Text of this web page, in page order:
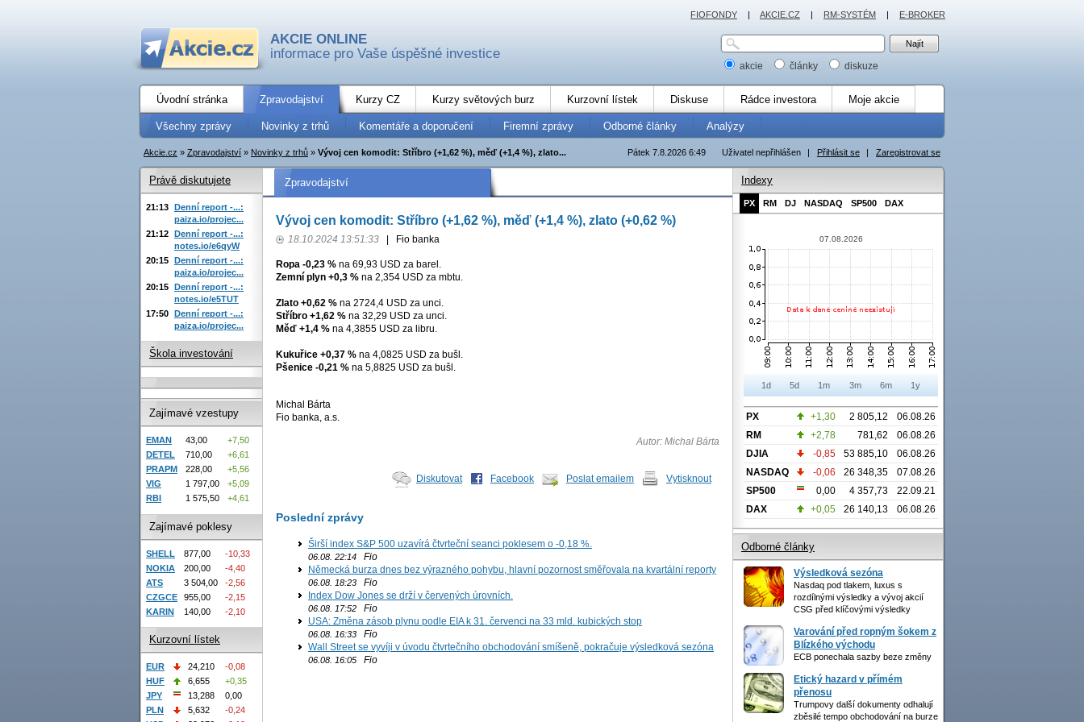
AKCIE ONLINE
informace pro Vaše úspěšné investice
akcie články diskuze
Úvodní stránka Zpravodajství Kurzy CZ Kurzy světových burz Kurzovní lístek Diskuse Rádce investora Moje akcie
Všechny zprávy Novinky z trhů Komentáře a doporučení Firemní zprávy Odborné články Analýzy
Uživatel nepřihlášen | Přihlásit se | Zaregistrovat se
Pátek 7.8.2026 6:49
Akcie.cz » Zpravodajství » Novinky z trhů » Vývoj cen komodit: Stříbro (+1,62 %), měď (+1,4 %), zlato...
Zpravodajství
Vývoj cen komodit: Stříbro (+1,62 %), měď (+1,4 %), zlato (+0,62 %)
18.10.2024 13:51:33 Fio banka
Ropa -0,23 % na 69,93 USD za barel.
Zemní plyn +0,3 % na 2,354 USD za mbtu.
Zlato +0,62 % na 2724,4 USD za unci.
Stříbro +1,62 % na 32,29 USD za unci.
Měď +1,4 % na 4,3855 USD za libru.
Kukuřice +0,37 % na 4,0825 USD za bušl.
Pšenice -0,21 % na 5,8825 USD za bušl.
Michal Bárta
Fio banka, a.s.
Autor: Michal Bárta
Diskutovat Facebook Poslat emailem Vytisknout
Poslední zprávy
Širší index S&P 500 uzavírá čtvrteční seanci poklesem o -0,18 %.
06.08. 22:14 Fio
Německá burza dnes bez výrazného pohybu, hlavní pozornost směřovala na kvartální reporty
06.08. 18:23 Fio
Index Dow Jones se drží v červených úrovních.
06.08. 17:52 Fio
USA: Změna zásob plynu podle EIA k 31. červenci na 33 mld. kubických stop
06.08. 16:33 Fio
Wall Street se vyvíji v úvodu čtvrtečního obchodování smíšeně, pokračuje výsledková sezóna
06.08. 16:05 Fio
Právě diskutujete
21:13 Denní report -...:
paiza.io/projec...
21:12 Denní report -...:
notes.io/e6qyW
20:15 Denní report -...:
paiza.io/projec...
20:15 Denní report -...:
notes.io/e5TUT
17:50 Denní report -...:
paiza.io/projec...
Škola investování
Zajímavé vzestupy
EMAN 43,00
+7,50
DETEL
710,00
+6,61
PRAPM
228,00
+5,56
VIG
1 797,00
+5,09
RBI
1 575,50 +4,61
Zajímavé poklesy
SHELL 877,00
-10,33
NOKIA
200,00
-4,40
ATS
3 504,00
-2,56
CZGCE
955,00
-2,15
KARIN
140,00 -2,10
Kurzovní lístek
EUR 24,210
-0,08
HUF
6,655
+0,35
JPY
13,288
0,00
PLN
5,632
-0,24
Indexy
PX RM DJ NASDAQ SP500 DAX
07.08.2026
1d 5d 1m 3m 6m 1y
PX +1,30 2 805,12
06.08.26
RM
+2,78 781,62
06.08.26
DJIA
-0,85 53 885,10
06.08.26
NASDAQ
-0,06 26 348,35
07.08.26
SP500
0,00 4 357,73
22.09.21
DAX
+0,05 26 140,13 06.08.26
Odborné články
Výsledková sezóna
Nasdaq pod tlakem, luxus s
rozdílnými výsledky a vývoj akcií
CSG před klíčovými výsledky
Varování před ropným šokem z
Blízkého východu
ECB ponechala sazby beze změny
Etický hazard v přímém
přenosu
Trumpovy další dokumenty odhalují
zběsilé tempo obchodování na burze
FIOFONDY | AKCIE.CZ | RM-SYSTÉM | E-BROKER